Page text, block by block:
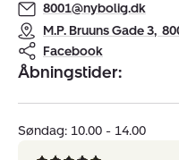
Aarhus
C
-
Bruuns
8001@nybolig.dk
M.P. Bruuns Gade 3,
Facebook
Åbningstider:
Søndag: 10.00 - 14.00